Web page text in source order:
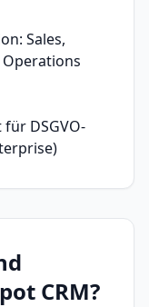
Sales,
DSGVO-
CRM?